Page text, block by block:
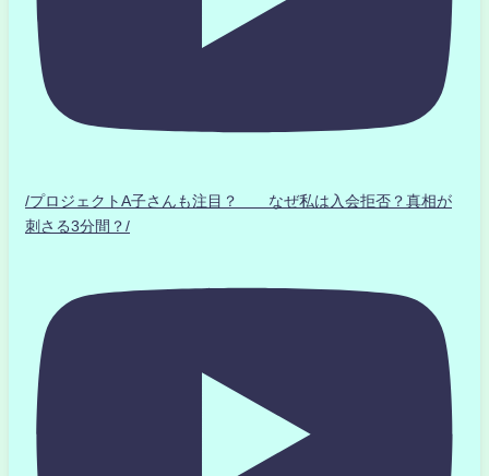
/プロジェクトA子さんも注目？ なぜ私は入会拒否？真相が
刺さる3分間？/